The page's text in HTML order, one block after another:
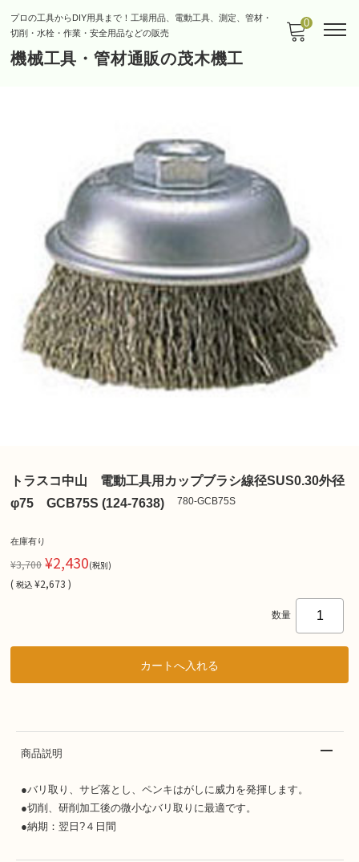
プロの工具からDIY用具まで！工場用品、電動工具、測定、管材・
切削・水栓・作業・安全用品などの販売
機械工具・管材通販の茂木機工
0
トラスコ中山 電動工具用カップブラシ線径SUS0.30外径
φ75 GCB75S (124-7638)
780-GCB75S
在庫有り
¥3,700 ¥2,430(税別)
( 税込 ¥2,673 )
数量
商品説明
●バリ取り、サビ落とし、ペンキはがしに威力を発揮します。
●切削、研削加工後の微小なバリ取りに最適です。
●納期：翌日?４日間